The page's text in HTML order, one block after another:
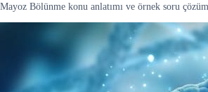
Mayoz Bölünme konu anlatımı ve örnek soru